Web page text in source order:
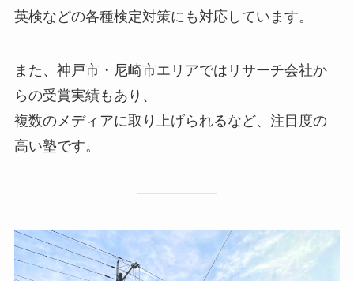
英検などの各種検定対策にも対応しています。
また、神戸市・尼崎市エリアではリサーチ会社か
らの受賞実績もあり、
複数のメディアに取り上げられるなど、注目度の
高い塾です。